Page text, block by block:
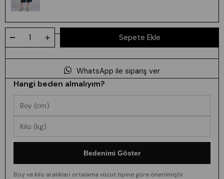
WhatsApp ile sipariş ver
Hangi beden almalıyım?
Bedenimi Göster
Boy ve kilo aralıkları ortalama vücut tipine göre önerilmiştir.